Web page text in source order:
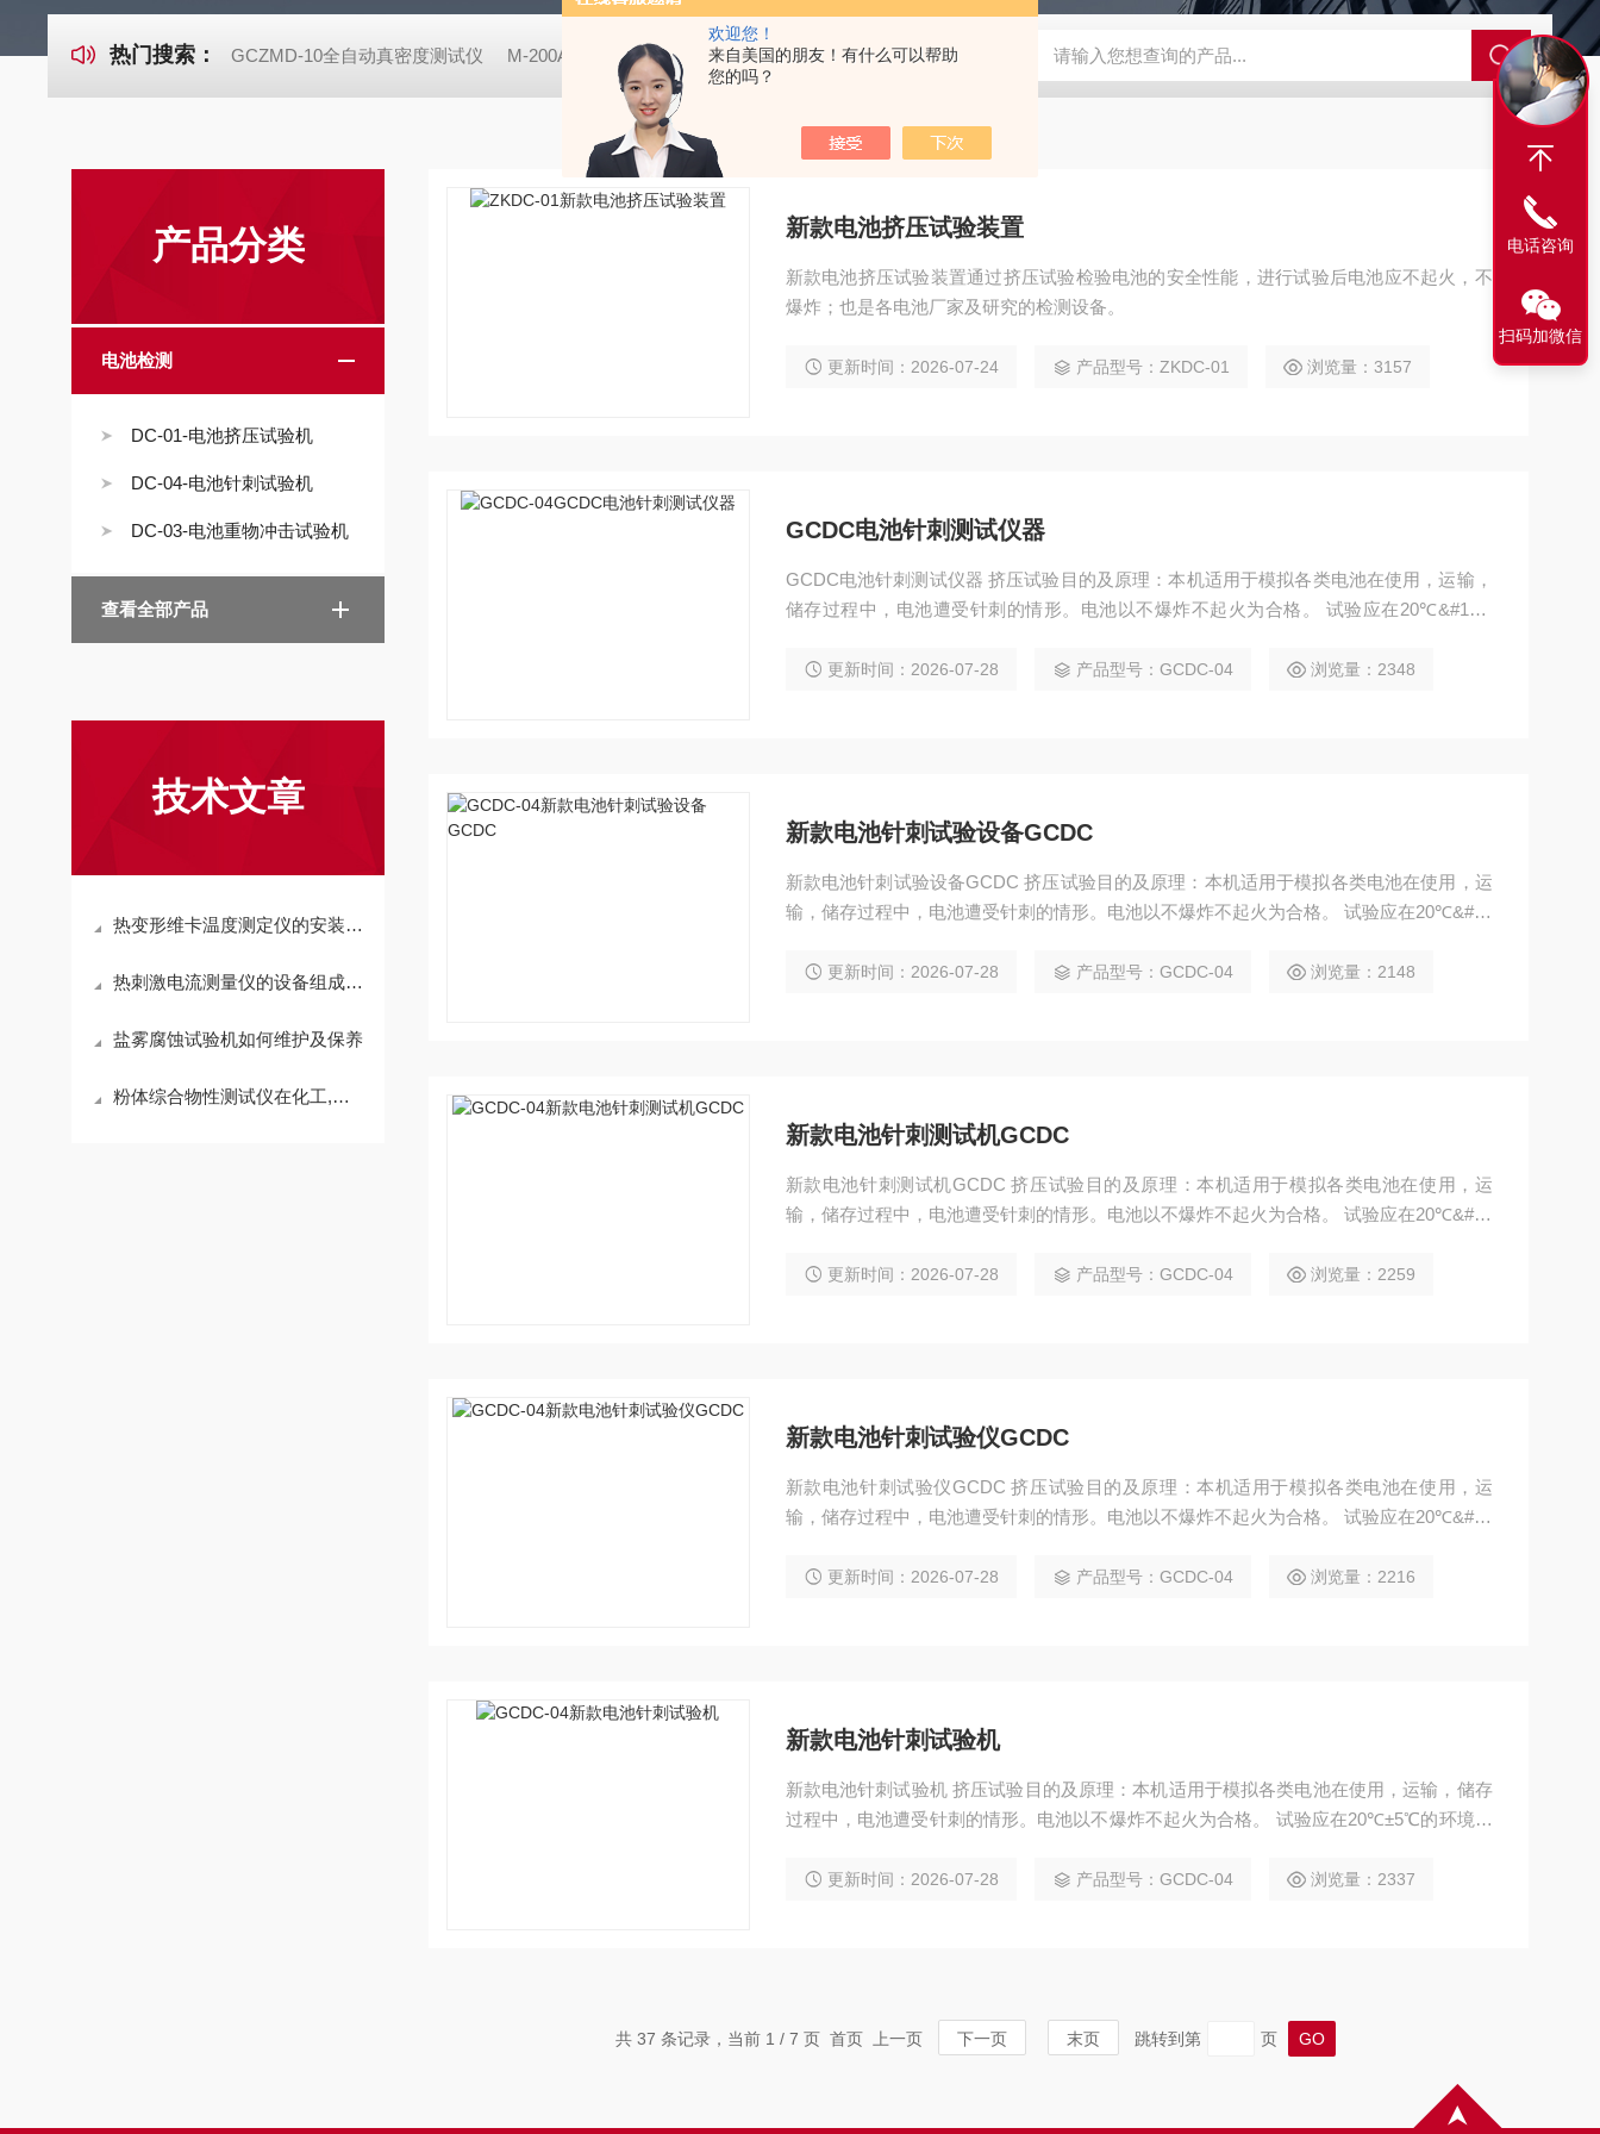
欢迎您！
来自美国的朋友！有什么可以帮助
您的吗？
热门搜索： GCZMD-10全自动真密度测试仪 M-200A微动摩擦磨损实验机 GCDDJ-50Kv电压击穿试验仪-微机控制 GCDDJ-50Kv绝缘材料电压击穿强度试验机 GCDDJ-100Kv
产品分类
电池检测
DC-01-电池挤压试验机
DC-04-电池针刺试验机
DC-03-电池重物冲击试验机
查看全部产品
技术文章
热变形维卡温度测定仪的安装及试验前的准备工作
热刺激电流测量仪的设备组成及软件说明
盐雾腐蚀试验机如何维护及保养
粉体综合物性测试仪在化工,建材,冶金,制药等领域中的作用
新款电池挤压试验装置
新款电池挤压试验装置通过挤压试验检验电池的安全性能，进行试验后电池应不起火，不
爆炸；也是各电池厂家及研究的检测设备。
更新时间：2026-07-24 产品型号：ZKDC-01 浏览量：3157
GCDC电池针刺测试仪器
GCDC电池针刺测试仪器 挤压试验目的及原理：本机适用于模拟各类电池在使用，运输，
储存过程中，电池遭受针刺的情形。电池以不爆炸不起火为合格。 试验应在20℃&#177;
通风橱中，用直径2～8mm的无蚀锈钢针以10mm/s-40mm/s的速度刺穿电 池最大表面的中
更新时间：2026-07-28 产品型号：GCDC-04 浏览量：2348
新款电池针刺试验设备GCDC
新款电池针刺试验设备GCDC 挤压试验目的及原理：本机适用于模拟各类电池在使用，运
输，储存过程中，电池遭受针刺的情形。电池以不爆炸不起火为合格。 试验应在20℃&#17
通风橱中，用直径2～8mm的无蚀锈钢针以10mm/s-40mm/s的速度刺穿电 池最大表面的中
更新时间：2026-07-28 产品型号：GCDC-04 浏览量：2148
新款电池针刺测试机GCDC
新款电池针刺测试机GCDC 挤压试验目的及原理：本机适用于模拟各类电池在使用，运
输，储存过程中，电池遭受针刺的情形。电池以不爆炸不起火为合格。 试验应在20℃&#17
通风橱中，用直径2～8mm的无蚀锈钢针以10mm/s-40mm/s的速度刺穿电 池最大表面的中
更新时间：2026-07-28 产品型号：GCDC-04 浏览量：2259
新款电池针刺试验仪GCDC
新款电池针刺试验仪GCDC 挤压试验目的及原理：本机适用于模拟各类电池在使用，运
输，储存过程中，电池遭受针刺的情形。电池以不爆炸不起火为合格。 试验应在20℃&#17
通风橱中，用直径2～8mm的无蚀锈钢针以10mm/s-40mm/s的速度刺穿电 池最大表面的中
更新时间：2026-07-28 产品型号：GCDC-04 浏览量：2216
新款电池针刺试验机
新款电池针刺试验机 挤压试验目的及原理：本机适用于模拟各类电池在使用，运输，储存
过程中，电池遭受针刺的情形。电池以不爆炸不起火为合格。 试验应在20℃±5℃的环境温
直径2～8mm的无蚀锈钢针以10mm/s-40mm/s的速度刺穿电 池最大表面的中心位置，并保
更新时间：2026-07-28 产品型号：GCDC-04 浏览量：2337
共 37 条记录，当前 1 / 7 页 首页 上一页 下一页 末页 跳转到第 页
电话咨询
扫码加微信